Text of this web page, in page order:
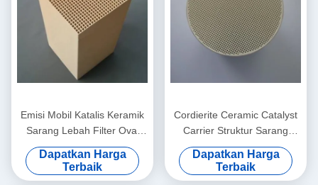
Emisi Mobil Katalis Keramik
Sarang Lebah Filter Oval
Pellet Square ISO14001
Dapatkan Harga
Terbaik
Cordierite Ceramic Catalyst
Carrier Struktur Sarang
Lebah Katalis Knalpot Mobil
Dapatkan Harga
Terbaik